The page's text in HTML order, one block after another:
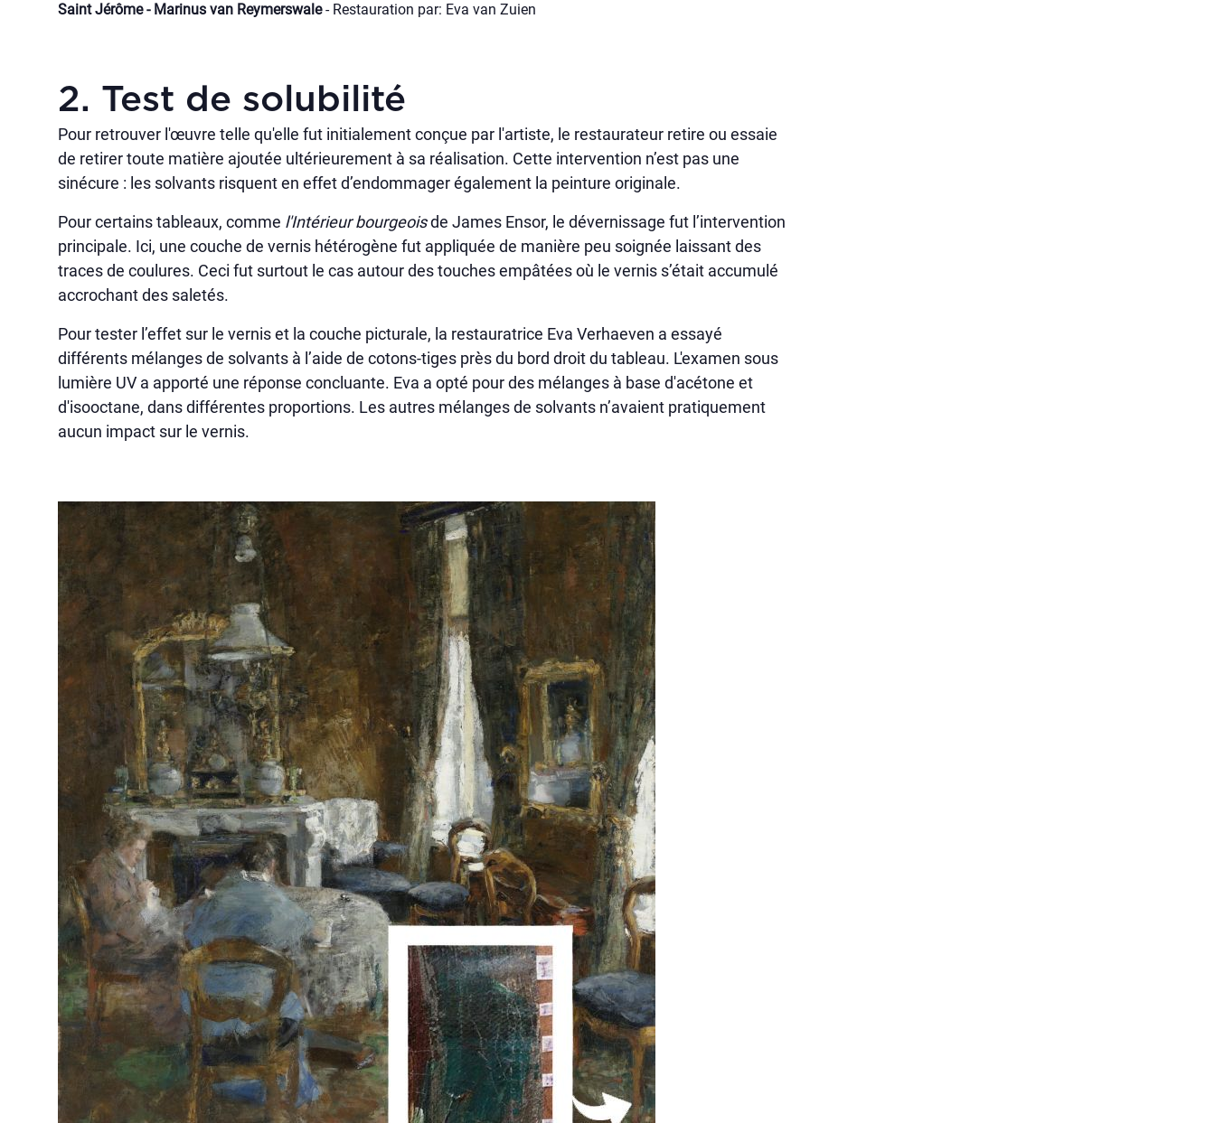
Saint Jérôme - Marinus van Reymerswale- Restauration par: Eva van Zuien
2. Test de solubilité
Pour retrouver l'œuvre telle qu'elle fut initialement conçue par l'artiste, le restaurateur retire ou essaie
de retirer toute matière ajoutée ultérieurement à sa réalisation. Cette intervention n’est pas une
sinécure : les solvants risquent en effet d’endommager également la peinture originale.
Pour certains tableaux, comme l'Intérieur bourgeoisde James Ensor, le dévernissage fut l’intervention
principale. Ici, une couche de vernis hétérogène fut appliquée de manière peu soignée laissant des
traces de coulures. Ceci fut surtout le cas autour des touches empâtées où le vernis s’était accumulé
accrochant des saletés.
Pour tester l’effet sur le vernis et la couche picturale, la restauratrice Eva Verhaeven a essayé
différents mélanges de solvants à l’aide de cotons-tiges près du bord droit du tableau. L'examen sous
lumière UV a apporté une réponse concluante. Eva a opté pour des mélanges à base d'acétone et
d'isooctane, dans différentes proportions. Les autres mélanges de solvants n’avaient pratiquement
aucun impact sur le vernis.